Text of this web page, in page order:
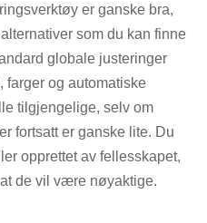
er ganske bra,
som du kan finne
globale justeringer
farger og automatiske
tilgjengelige, selv om
fortsatt er ganske lite. Du
opprettet av fellesskapet,
de vil være nøyaktige.